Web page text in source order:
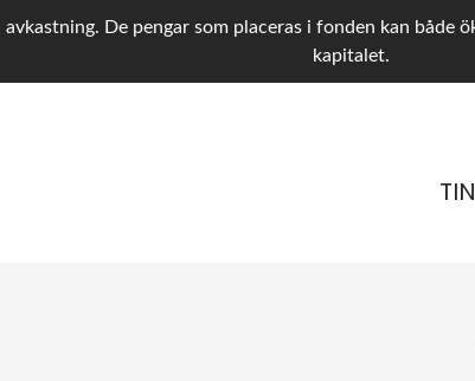
De pengar som placeras i fonden kan
kapitalet.